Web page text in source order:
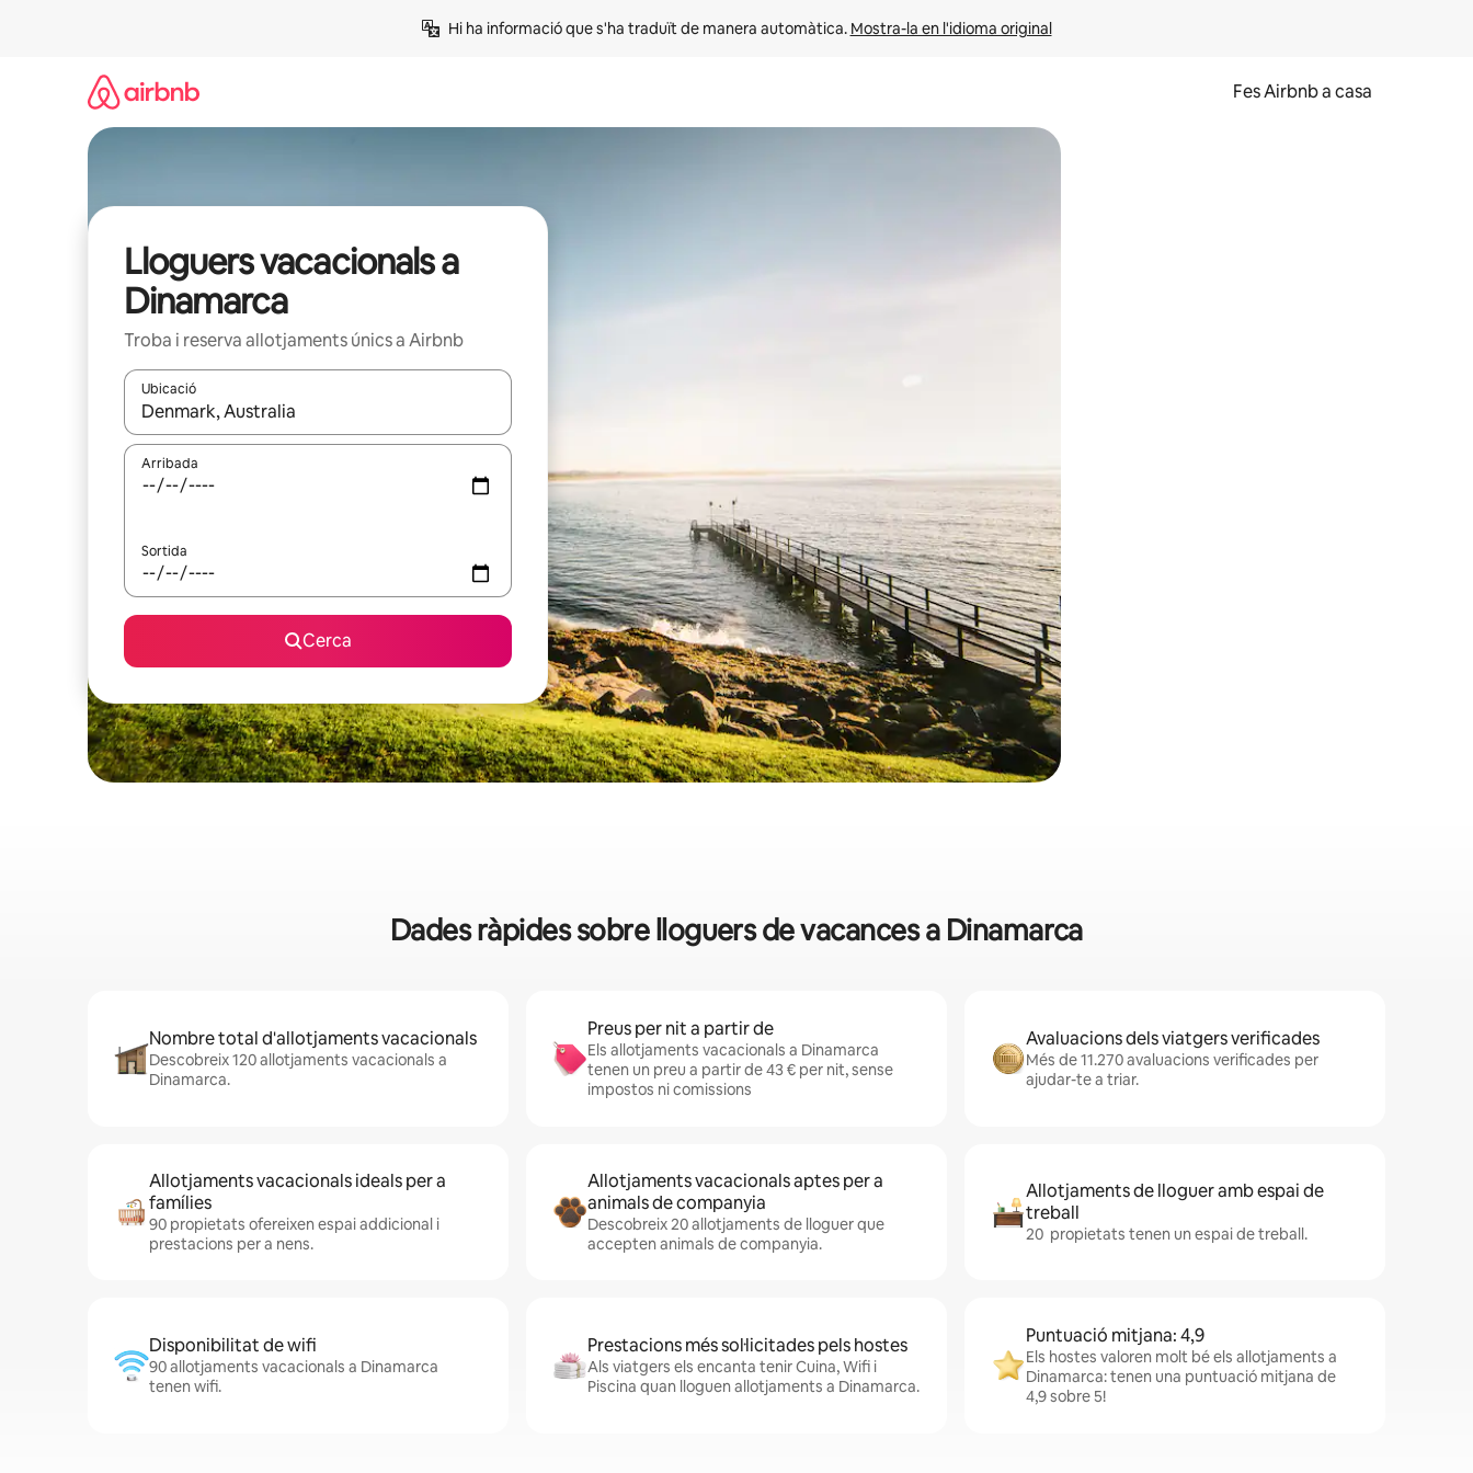
Hi ha informació que s'ha traduït de manera automàtica. Mostra-la en l'idioma original
Fes Airbnb a casa
Lloguers vacacionals a
Dinamarca
Troba i reserva allotjaments únics a Airbnb
Ubicació
Quan els resultats estiguin disponibles, podràs navegar-hi a través de les tecles de les fletxes (amunt i avall), o bé fent un toc a la pantalla o fent-hi lliscar el dit.
Arribada
Sortida
Cerca
Dades ràpides sobre lloguers de vacances a Dinamarca
Nombre total d'allotjaments vacacionals
Descobreix 120 allotjaments vacacionals a
Dinamarca.
Preus per nit a partir de
Els allotjaments vacacionals a Dinamarca
tenen un preu a partir de 43 € per nit, sense
impostos ni comissions
Avaluacions dels viatgers verificades
Més de 11.270 avaluacions verificades per
ajudar-te a triar.
Allotjaments vacacionals ideals per a
famílies
90 propietats ofereixen espai addicional i
prestacions per a nens.
Allotjaments vacacionals aptes per a
animals de companyia
Descobreix 20 allotjaments de lloguer que
accepten animals de companyia.
Allotjaments de lloguer amb espai de
treball
20 propietats tenen un espai de treball.
Disponibilitat de wifi
90 allotjaments vacacionals a Dinamarca
tenen wifi.
Prestacions més sol·licitades pels hostes
Als viatgers els encanta tenir Cuina, Wifi i
Piscina quan lloguen allotjaments a Dinamarca.
Puntuació mitjana: 4,9
Els hostes valoren molt bé els allotjaments a
Dinamarca: tenen una puntuació mitjana de
4,9 sobre 5!